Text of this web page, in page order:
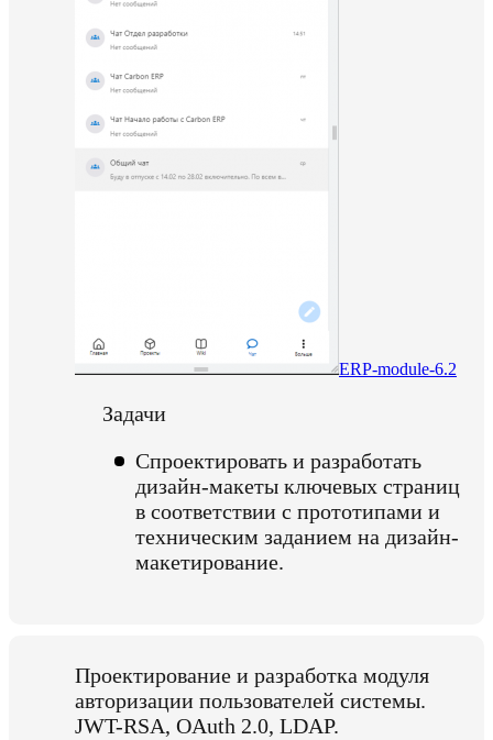
ERP-module-6.2
Задачи
Спроектировать и разработать
дизайн-макеты ключевых страниц
в соответствии с прототипами и
техническим заданием на дизайн-
макетирование.
Проектирование и разработка модуля
авторизации пользователей системы.
JWT-RSA, OAuth 2.0, LDAP.